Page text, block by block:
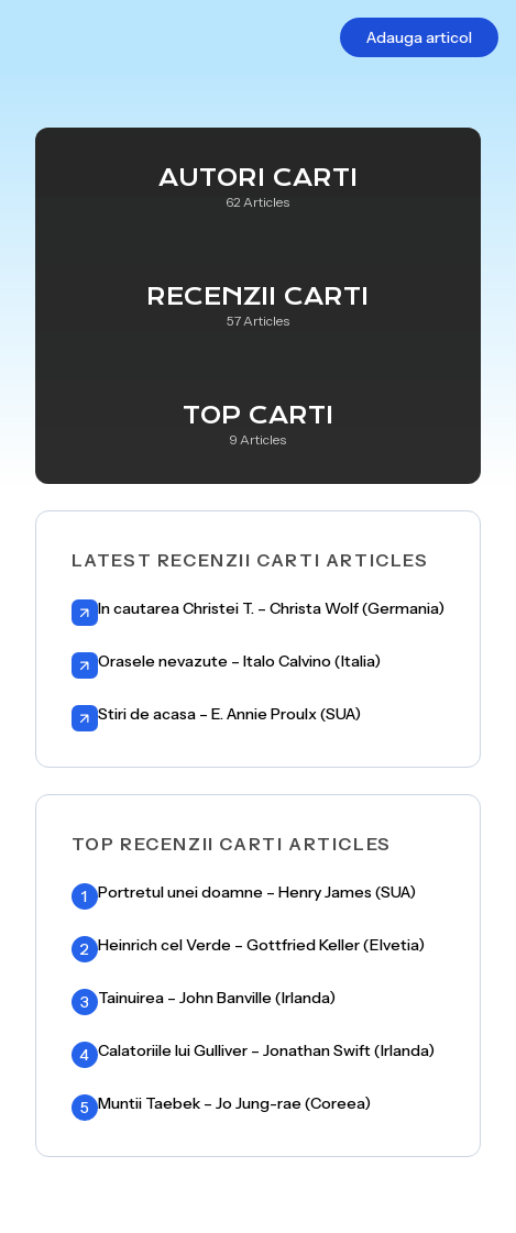
Adauga articol
AUTORI CARTI
62 Articles
RECENZII CARTI
57 Articles
TOP CARTI
9 Articles
LATEST RECENZII CARTI ARTICLES
In cautarea Christei T. – Christa Wolf (Germania)
Orasele nevazute – Italo Calvino (Italia)
Stiri de acasa – E. Annie Proulx (SUA)
TOP RECENZII CARTI ARTICLES
1 Portretul unei doamne – Henry James (SUA)
2 Heinrich cel Verde – Gottfried Keller (Elvetia)
3 Tainuirea – John Banville (Irlanda)
4 Calatoriile lui Gulliver – Jonathan Swift (Irlanda)
5 Muntii Taebek – Jo Jung-rae (Coreea)